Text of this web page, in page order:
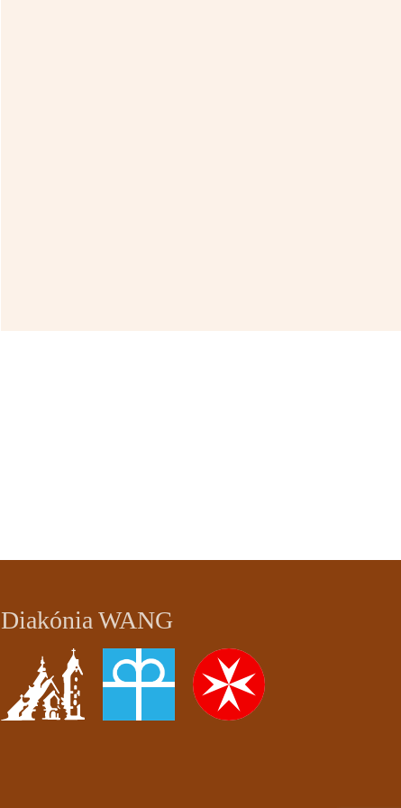
Diakónia WANG